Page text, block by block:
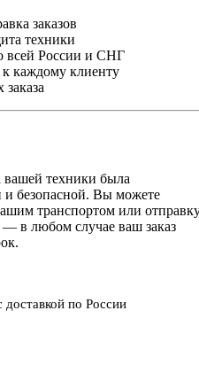
заказов
техники
всей России и СНГ
каждому клиенту
вашей техники была
и безопасной. Вы можете
транспортом или
в любом случае ваш заказ
доставкой по России